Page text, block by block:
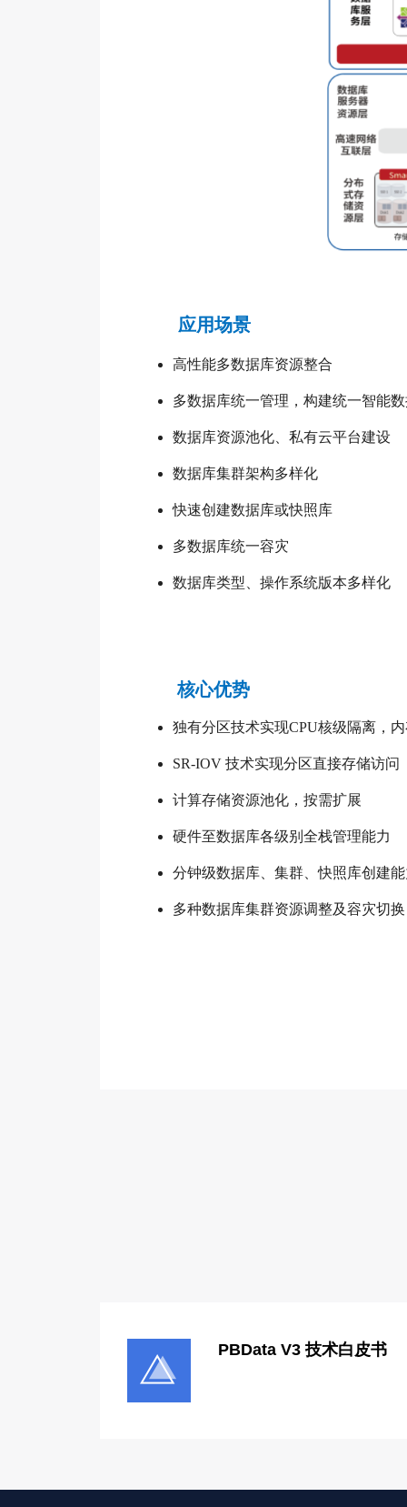
应用场景
高性能多数据库资源整合
多数据库统一管理，构建统一智能
数据库资源池化、私有云平台建设
数据库集群架构多样化
快速创建数据库或快照库
多数据库统一容灾
数据库类型、操作系统版本多样化
核心优势
独有分区技术实现CPU核级隔离，
SR-IOV 技术实现分区直接存储访问
计算存储资源池化，按需扩展
硬件至数据库各级别全栈管理能力
分钟级数据库、集群、快照库创建
多种数据库集群资源调整及容灾切换
PBData V3 技术白皮书